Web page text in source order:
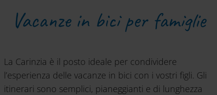
Vacanze in bici per famiglie
La Carinzia è il posto ideale per condividere
l’esperienza delle vacanze in bici con i vostri figli. Gli
itinerari sono semplici, pianeggianti e di lunghezza